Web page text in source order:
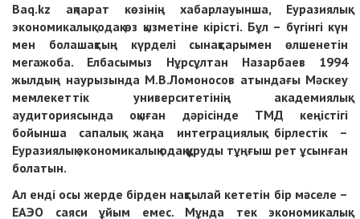
Baq.kz ақпарат көзінің хабарлауынша, Еуразиялық
экономикалық одақ өз қызметіне кірісті. Бұл – бүгінгі күн
мен болашақтың күрделі сынақтарымен өлшенетін
мегажоба. Елбасымыз Нұрсұлтан Назарбаев 1994
жылдың наурызында М.В.Ломоносов атындағы Мәскеу
мемлекеттік университетінің академиялық
аудиториясында оқыған дәрісінде ТМД кеңістігі
бойынша сапалық жаңа интеграциялық бірлестік –
Еуразиялық экономикалық одақ құруды тұңғыш рет ұсынған
болатын.
Ал енді осы жерде бірден нақтылай кететін бір мәселе –
ЕАЭО сая­си ұйым емес. Мұнда тек экономикалық